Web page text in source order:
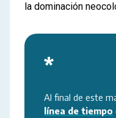
la dominación
*
línea de tiempo